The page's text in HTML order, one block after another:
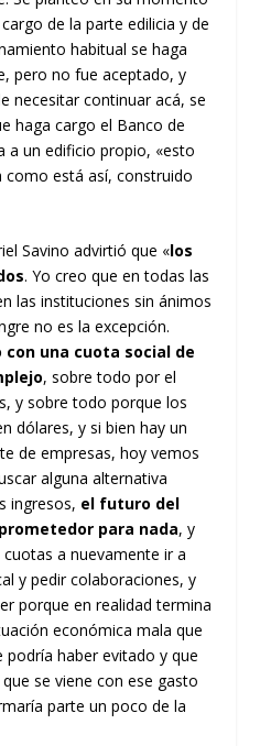
de la parte edilicia y de
habitual se haga
pero no fue aceptado, y
necesitar continuar acá, se
haga cargo el Banco de
a un edificio propio, «esto
como está así, construido
Savino advirtió que «los
. Yo creo que en todas las
las instituciones sin ánimos
no es la excepción.
una cuota social de
, sobre todo por el
y sobre todo porque los
dólares, y si bien hay un
de empresas, hoy vemos
alguna alternativa
ingresos, el futuro del
para nada, y
a nuevamente ir a
y pedir colaboraciones, y
porque en realidad termina
económica mala que
haber evitado y que
se viene con ese gasto
parte un poco de la